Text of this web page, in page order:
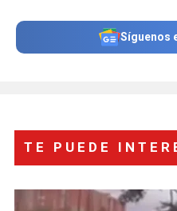
Síguenos
TE PUEDE